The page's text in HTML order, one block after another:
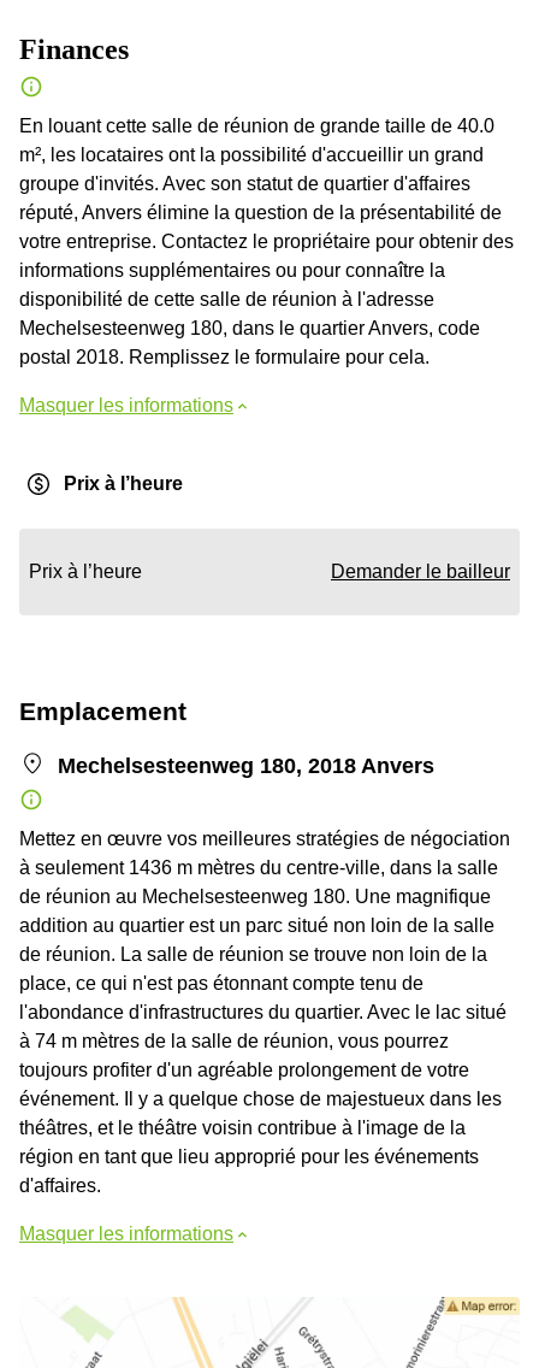
Finances
En louant cette salle de réunion de grande taille de 40.0
m², les locataires ont la possibilité d'accueillir un grand
groupe d'invités. Avec son statut de quartier d'affaires
réputé, Anvers élimine la question de la présentabilité de
votre entreprise. Contactez le propriétaire pour obtenir des
informations supplémentaires ou pour connaître la
disponibilité de cette salle de réunion à l'adresse
Mechelsesteenweg 180, dans le quartier Anvers, code
postal 2018. Remplissez le formulaire pour cela.
Masquer les informations
Prix à l’heure
Prix à l’heure Demander le bailleur
Emplacement
Mechelsesteenweg 180, 2018 Anvers
Mettez en œuvre vos meilleures stratégies de négociation
à seulement 1436 m mètres du centre-ville, dans la salle
de réunion au Mechelsesteenweg 180. Une magnifique
addition au quartier est un parc situé non loin de la salle
de réunion. La salle de réunion se trouve non loin de la
place, ce qui n'est pas étonnant compte tenu de
l'abondance d'infrastructures du quartier. Avec le lac situé
à 74 m mètres de la salle de réunion, vous pourrez
toujours profiter d'un agréable prolongement de votre
événement. Il y a quelque chose de majestueux dans les
théâtres, et le théâtre voisin contribue à l'image de la
région en tant que lieu approprié pour les événements
d'affaires.
Masquer les informations